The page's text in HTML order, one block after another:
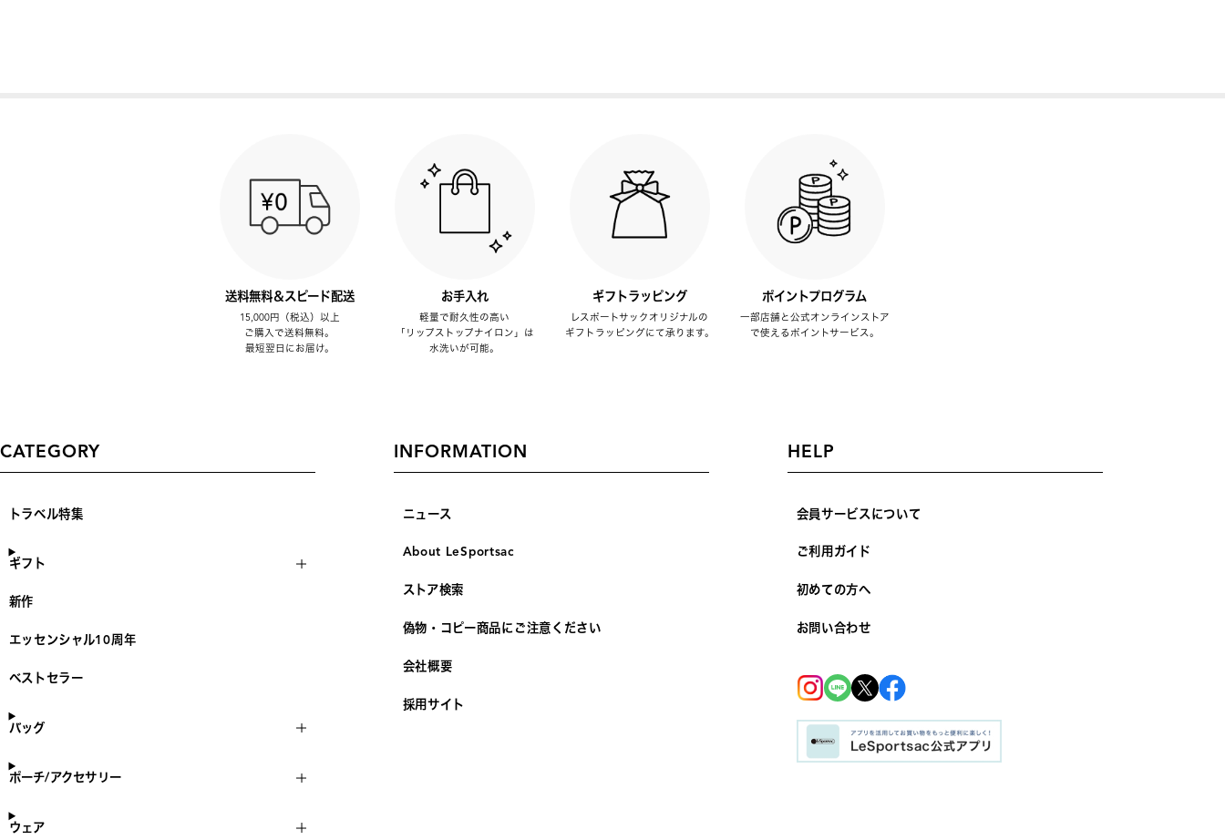
送料無料＆スピード配送
15,000円（税込）以上
ご購入で送料無料。
最短翌日にお届け。
お手入れ
軽量で耐久性の高い
「リップストップナイロン」は
水洗いが可能。
ギフトラッピング
レスポートサックオリジナルの
ギフトラッピングにて承ります。
ポイントプログラム
一部店舗と公式オンラインストア
で使えるポイントサービス。
CATEGORY
トラベル特集
ギフト
新作
エッセンシャル10周年
ベストセラー
バッグ
ポーチ/アクセサリー
ウェア
INFORMATION
ニュース
About LeSportsac
ストア検索
偽物・コピー商品にご注意ください
会社概要
採用サイト
HELP
会員サービスについて
ご利用ガイド
初めての方へ
お問い合わせ